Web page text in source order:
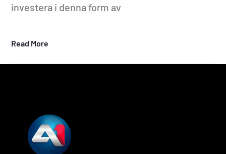
investera i denna form av
Read More